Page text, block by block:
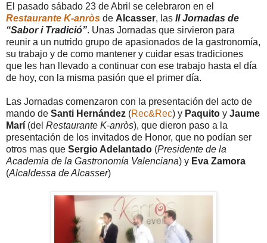
El pasado sábado 23 de Abril se celebraron en el
Restaurante K-anròs de Alcasser, las II Jornadas de
“Sabor i Tradició”. Unas Jornadas que sirvieron para
reunir a un nutrido grupo de apasionados de la gastronomía,
su trabajo y de como mantener y cuidar esas tradiciones
que les han llevado a continuar con ese trabajo hasta el día
de hoy, con la misma pasión que el primer día.
Las Jornadas comenzaron con la presentación del acto de
mando de Santi Hernández (Rec&Rec) y Paquito y Jaume
Marí (del Restaurante K-anròs), que dieron paso a la
presentación de los invitados de Honor, que no podían ser
otros mas que Sergio Adelantado (Presidente de la
Academia de la Gastronomía Valenciana) y Eva Zamora
(Alcaldessa de Alcasser)